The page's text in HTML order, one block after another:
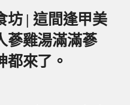
坊 | 這間逢甲美
蔘雞湯滿滿蔘
都來了。